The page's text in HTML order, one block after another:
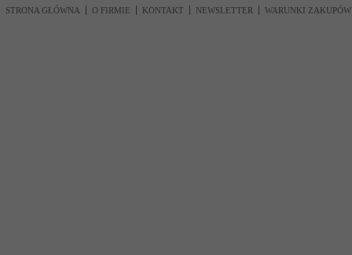
STRONA GŁÓWNA O FIRMIE KONTAKT NEWSLETTER WARUNKI ZAKUPÓW